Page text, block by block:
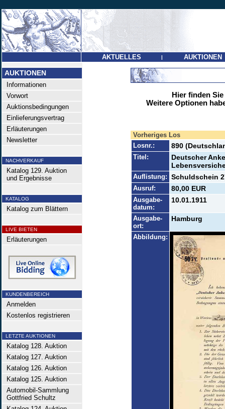
AKTUELLES | AUKTIONEN
AUKTIONEN
Informationen
Vorwort
Auktionsbedingungen
Einlieferungsvertrag
Erläuterungen
Newsletter
NACHVERKAUF
Katalog 129. Auktion
und Ergebnisse
KATALOG
Katalog zum Blättern
LIVE BIETEN
Erläuterungen
KUNDENBEREICH
Anmelden
Kostenlos registrieren
LETZTE AUKTIONEN
Katalog 128. Auktion
Katalog 127. Auktion
Katalog 126. Auktion
Katalog 125. Auktion
Automobil-Sammlung
Gottfried Schultz
Hier finden
Weitere Optionen
Vorheriges Los
Losnr.:
890
Titel:
Deutscher
Auflistung: Schuldschein
Ausruf: 80,00 EUR
Ausgabe-
datum:
10.01.1911
Ausgabe-
ort:
Hamburg
Abbildung: